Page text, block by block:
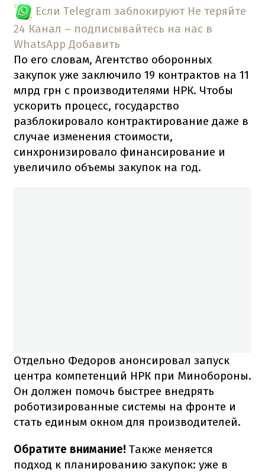
Если Telegram заблокируют Не теряйте
24 Канал – подписывайтесь на нас в
WhatsApp Добавить
По его словам, Агентство оборонных
закупок уже заключило 19 контрактов на 11
млрд грн с производителями НРК. Чтобы
ускорить процесс, государство
разблокировало контрактирование даже в
случае изменения стоимости,
синхронизировало финансирование и
увеличило объемы закупок на год.
Отдельно Федоров анонсировал запуск
центра компетенций НРК при Минобороны.
Он должен помочь быстрее внедрять
роботизированные системы на фронте и
стать единым окном для производителей.
Обратите внимание! Также меняется
подход к планированию закупок: уже в